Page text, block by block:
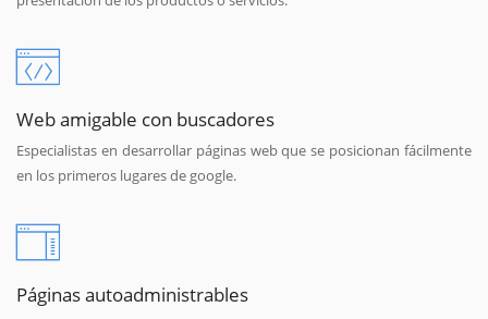
Web amigable con buscadores
Especialistas en desarrollar páginas web que se posicionan fácilmente
en los primeros lugares de google.
Páginas autoadministrables